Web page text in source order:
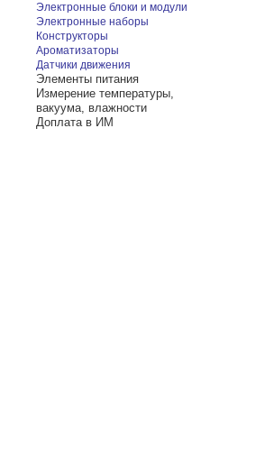
Электронные блоки и модули
Электронные наборы
Конструкторы
Ароматизаторы
Датчики движения
Элементы питания
Измерение температуры,
вакуума, влажности
Доплата в ИМ